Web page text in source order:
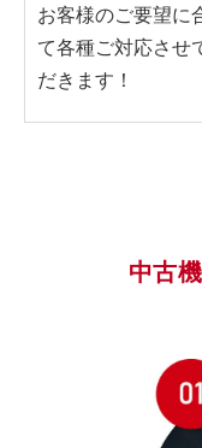
お客様のご要望に
て各種ご対応させ
だきます！
中古